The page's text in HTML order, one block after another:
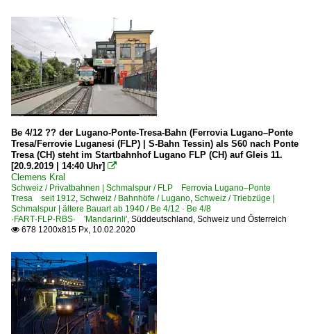
Be 4/12 ?? der Lugano-Ponte-Tresa-Bahn (Ferrovia Lugano–Ponte
Tresa/Ferrovie Luganesi (FLP) | S-Bahn Tessin) als S60 nach Ponte
Tresa (CH) steht im Startbahnhof Lugano FLP (CH) auf Gleis 11.
[20.9.2019 | 14:40 Uhr] 
Clemens Kral
Schweiz / Privatbahnen | Schmalspur / FLP Ferrovia Lugano–Ponte
Tresa seit 1912 Schweiz / Bahnhöfe / Lugano Schweiz / Triebzüge |
Schmalspur | ältere Bauart ab 1940 / Be 4/12 · Be 4/8
·FART·FLP·RBS· 'Mandarinli' Süddeutschland, Schweiz und Österreich
 678 1200x815 Px, 10.02.2020